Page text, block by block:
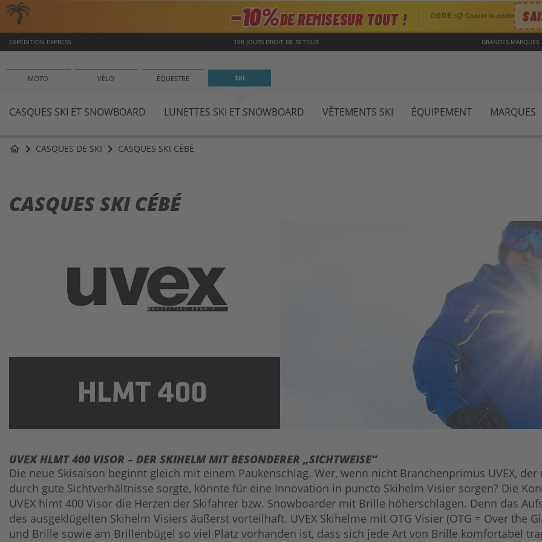
🌴 −10%DE REMISESUR TOUT ! CODE :📋 Copier le code
EXPÉDITION EXPRESS 100 JOURS DROIT DE RETOUR GRANDES MARQUES
MOTO VÉLO ÉQUESTRE SKI
CASQUES SKI ET SNOWBOARD LUNETTES SKI ET SNOWBOARD VÊTEMENTS SKI ÉQUIPEMENT MARQUES
home CASQUES DE SKI CASQUES SKI CÉBÉ
CASQUES SKI CÉBÉ
UVEX HLMT 400 VISOR – DER SKIHELM MIT BESONDERER „SICHTWEISE“
Die neue Skisaison beginnt gleich mit einem Paukenschlag. Wer, wenn nicht Branchenprimus UVEX,
durch gute Sichtverhältnisse sorgte, könnte für eine Innovation in puncto Skihelm Visier sorgen? Die
UVEX hlmt 400 Visor die Herzen der Skifahrer bzw. Snowboarder mit Brille höherschlagen. Denn das
des ausgeklügelten Skihelm Visiers äußerst vorteilhaft. UVEX Skihelme mit OTG Visier (OTG = Over the
und Brille sowie am Brillenbügel so viel Platz vorhanden ist, dass sich jede Art von Brille komfortabel